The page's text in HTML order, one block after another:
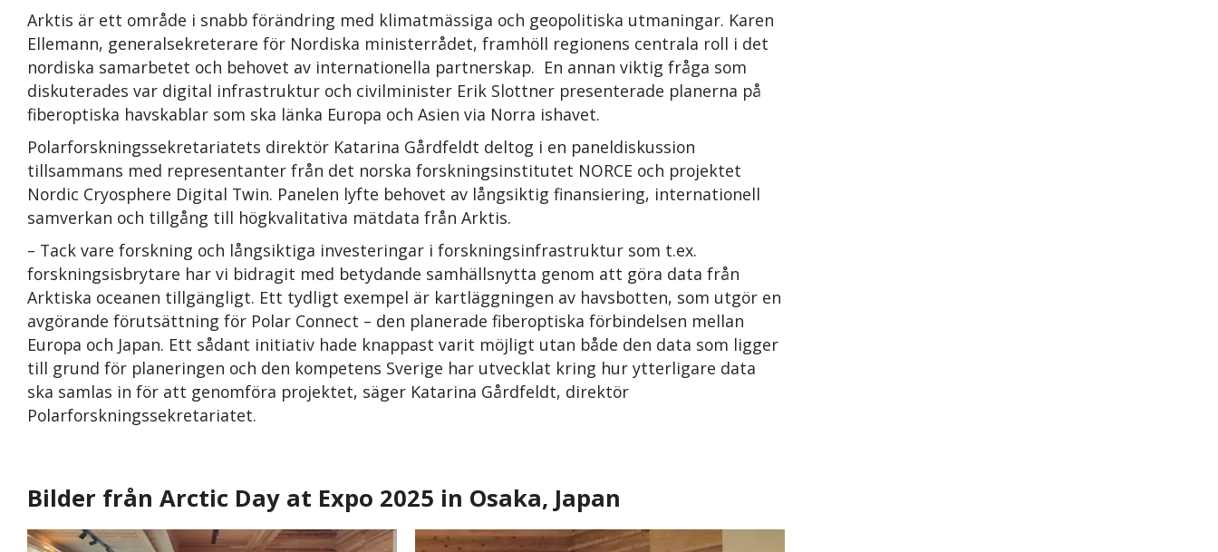
Arktis är ett område i snabb förändring med klimatmässiga och geopolitiska utmaningar. Karen
Ellemann, generalsekreterare för Nordiska ministerrådet, framhöll regionens centrala roll i det
nordiska samarbetet och behovet av internationella partnerskap. En annan viktig fråga som
diskuterades var digital infrastruktur och civilminister Erik Slottner presenterade planerna på
fiberoptiska havskablar som ska länka Europa och Asien via Norra ishavet.
Polarforskningssekretariatets direktör Katarina Gårdfeldt deltog i en paneldiskussion
tillsammans med representanter från det norska forskningsinstitutet NORCE och projektet
Nordic Cryosphere Digital Twin. Panelen lyfte behovet av långsiktig finansiering, internationell
samverkan och tillgång till högkvalitativa mätdata från Arktis.
– Tack vare forskning och långsiktiga investeringar i forskningsinfrastruktur som t.ex.
forskningsisbrytare har vi bidragit med betydande samhällsnytta genom att göra data från
Arktiska oceanen tillgängligt. Ett tydligt exempel är kartläggningen av havsbotten, som utgör en
avgörande förutsättning för Polar Connect – den planerade fiberoptiska förbindelsen mellan
Europa och Japan. Ett sådant initiativ hade knappast varit möjligt utan både den data som ligger
till grund för planeringen och den kompetens Sverige har utvecklat kring hur ytterligare data
ska samlas in för att genomföra projektet, säger Katarina Gårdfeldt, direktör
Polarforskningssekretariatet.
Bilder från Arctic Day at Expo 2025 in Osaka, Japan